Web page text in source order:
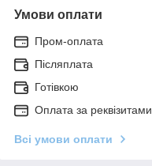
Умови оплати
Пром-оплата
Післяплата
Готівкою
Оплата за реквізитами
Всі умови оплати